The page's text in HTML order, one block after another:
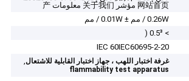
网站首页 مؤشر 关于我们 معلومات 产
0.26W / مم ± 0.01W / مم
> 0.5³ (
IEC 60IEC60695-2-20
غرفة اختبار اللهب ، جهاز اختبار القابلية للاشتعال,
flammability test apparatus